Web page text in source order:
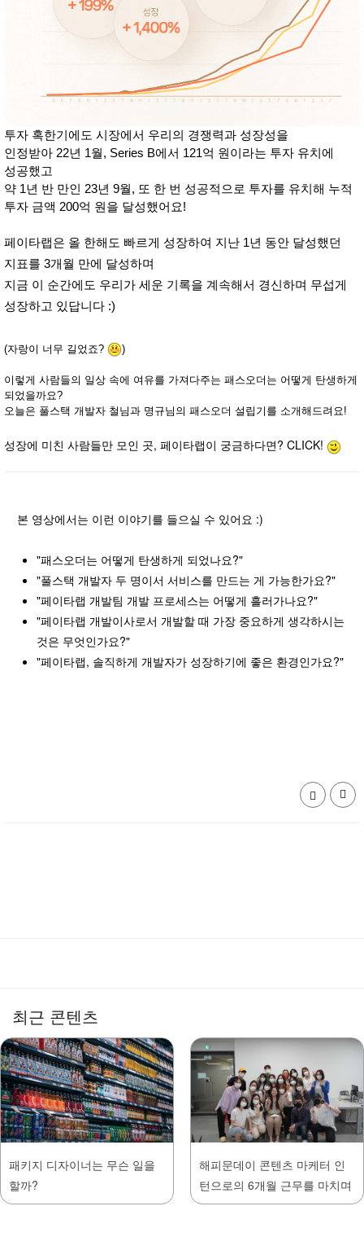
투자 혹한기에도 시장에서 우리의 경쟁력과 성장성을
인정받아 22년 1월, Series B에서 121억 원이라는 투자 유치에
성공했고
약 1년 반 만인 23년 9월, 또 한 번 성공적으로 투자를 유치해 누적
투자 금액 200억 원을 달성했어요!
페이타랩은 올 한해도 빠르게 성장하여 지난 1년 동안 달성했던
지표를 3개월 만에 달성하며
지금 이 순간에도 우리가 세운 기록을 계속해서 경신하며 무섭게
성장하고 있답니다 :)
(자랑이 너무 길었죠? )
이렇게 사람들의 일상 속에 여유를 가져다주는 패스오더는 어떻게 탄생하게
되었을까요?
오늘은 풀스택 개발자 철님과 명규님의 패스오더 설립기를 소개해드려요!
성장에 미친 사람들만 모인 곳, 페이타랩이 궁금하다면? CLICK!
본 영상에서는 이런 이야기를 들으실 수 있어요 :)
"패스오더는 어떻게 탄생하게 되었나요?"
"풀스택 개발자 두 명이서 서비스를 만드는 게 가능한가요?"
"페이타랩 개발팀 개발 프로세스는 어떻게 흘러가나요?"
"페이타랩 개발이사로서 개발할 때 가장 중요하게 생각하시는
것은 무엇인가요?"
"페이타랩, 솔직하게 개발자가 성장하기에 좋은 환경인가요?"
최근 콘텐츠
패키지 디자이너는 무슨 일을
할까?
해피문데이 콘텐츠 마케터 인
턴으로의 6개월 근무를 마치며